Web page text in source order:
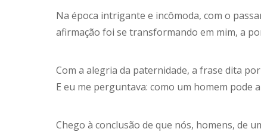
Na época intrigante e incômoda, com o
afirmação foi se transformando em mim, a
Com a alegria da paternidade, a frase dita
E eu me perguntava: como um homem pode
Chego à conclusão de que nós, homens, de